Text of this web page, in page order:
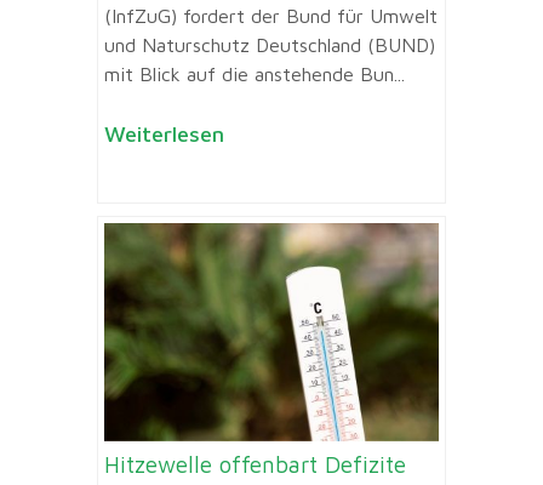
(InfZuG) fordert der Bund für Umwelt
und Naturschutz Deutschland (BUND)
mit Blick auf die anstehende Bun...
Weiterlesen
Hitzewelle offenbart Defizite